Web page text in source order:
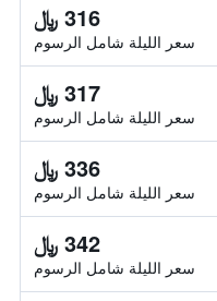
316 ﷼
سعر الليلة شامل الرسوم
317 ﷼
سعر الليلة شامل الرسوم
336 ﷼
سعر الليلة شامل الرسوم
342 ﷼
سعر الليلة شامل الرسوم